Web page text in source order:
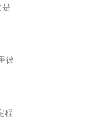
是
彼
程